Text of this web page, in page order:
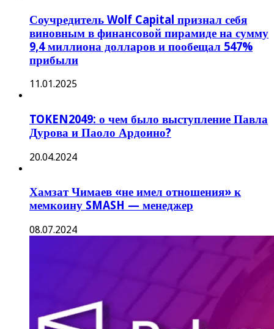
Соучредитель Wolf Capital признал себя
виновным в финансовой пирамиде на сумму
9,4 миллиона долларов и пообещал 547%
прибыли
11.01.2025
TOKEN2049: о чем было выступление Павла
Дурова и Паоло Ардоино?
20.04.2024
Хамзат Чимаев «не имел отношения» к
мемкоину SMASH — менеджер
08.07.2024